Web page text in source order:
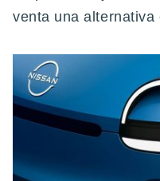
venta una alternativa